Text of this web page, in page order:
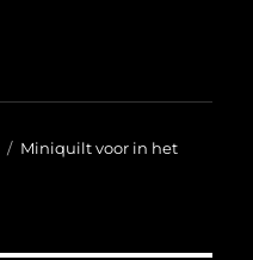
Categorieën
Miniquilt voor in het